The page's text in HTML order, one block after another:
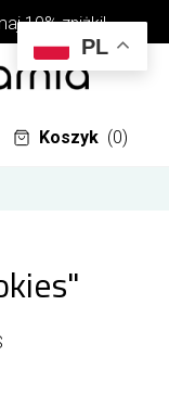
10% zniżki!
Koszyk (0)
PL